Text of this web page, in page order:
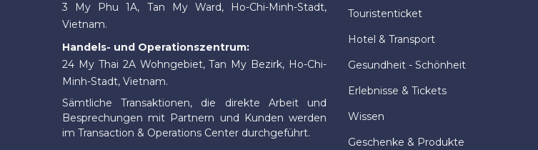
3 My Phu 1A, Tan My Ward, Ho-Chi-Minh-Stadt,
Vietnam.
Handels- und Operationszentrum:
24 My Thai 2A Wohngebiet, Tan My Bezirk, Ho-Chi-
Minh-Stadt, Vietnam.
Sämtliche Transaktionen, die direkte Arbeit und
Besprechungen mit Partnern und Kunden werden
im Transaction & Operations Center durchgeführt.
Touristenticket
Hotel & Transport
Gesundheit - Schönheit
Erlebnisse & Tickets
Wissen
Geschenke & Produkte